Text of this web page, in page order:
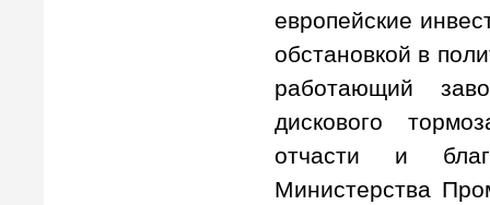
европейские
обстановкой в
работающий
дискового
отчасти и
Министерства